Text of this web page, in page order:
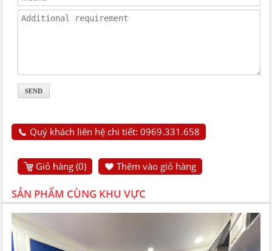
Quý khách liên hệ chi tiết: 0969.331.658
Giỏ hàng (0) Thêm vào giỏ hàng
SẢN PHẨM CÙNG KHU VỰC